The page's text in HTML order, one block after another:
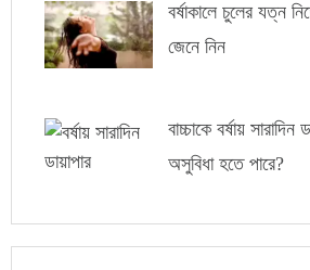
বর্ষাকালে চুলের যত্ন
জেনে নিন
বাচ্চাকে বর্ষায় সারাদিন
অসুবিধা হতে পারে?